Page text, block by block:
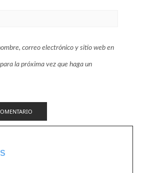
correo electrónico y sitio web en
la próxima vez que haga un